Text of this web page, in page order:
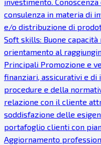
consulenza in materia di
e/o distribuzione di
Soft skills: Buone
orientamento al
Principali Promozione e
finanziari, assicurativi e
procedure e della
relazione con il cliente
soddisfazione delle
portafoglio clienti con
Aggiornamento